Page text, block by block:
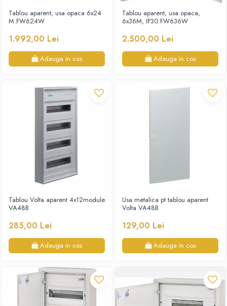
Tablou aparent, usa opaca 6x24
M FW624W
1.992,00 Lei
Adauga in cos
Tablou aparent, usa opaca,
6x36M, IP30 FW636W
2.500,00 Lei
Adauga in cos
Tablou Volta aparent 4x12module
VA48B
285,00 Lei
Adauga in cos
Usa metalica pt tablou aparent
Volta VA48B
129,00 Lei
Adauga in cos